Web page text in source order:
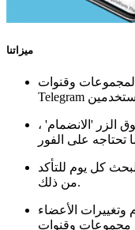
ميزاتنا
وقنوات
الزر 'الانضمام' ،
كل يوم للتأكد
من ذلك.
وتغييرات الأعضاء